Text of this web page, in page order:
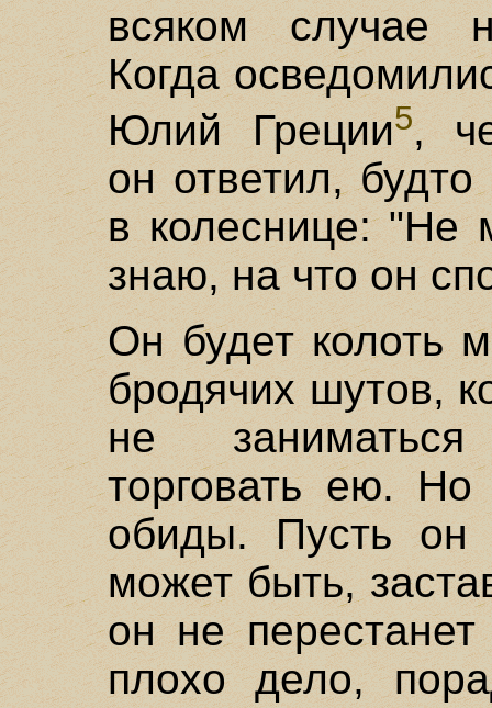
всяком случае
Когда
Юлий Греции5,
он ответил,
в колеснице: "Не
знаю, на что он
Он будет колоть
бродячих шутов,
не
торговать ею.
обиды. Пусть
может быть,
он не
плохо дело,